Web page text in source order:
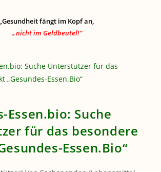
„Gesundheit fängt im Kopf an,
…nicht im Geldbeutel!“
Essen.bio: Suche
für das besondere
Essen.Bio“